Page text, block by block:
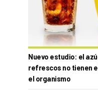
Nuevo estudio: el
refrescos no tienen
el organismo